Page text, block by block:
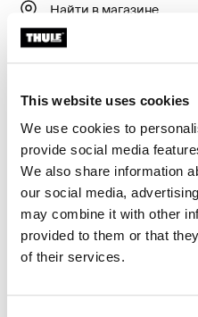
This website uses cookies
We use cookies to
provide social media
We also share information
our social media,
may combine it with other
provided to them or that
of their services.
Найти в магазине
багажника для крыши
интегрированными
Toggle features
Все характеристики
Технические